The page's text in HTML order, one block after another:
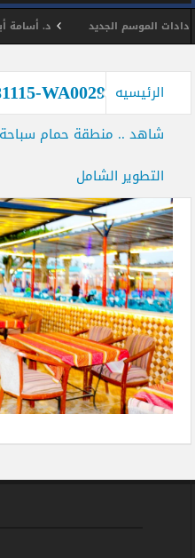
الموسم الجديد
د. أسامة
الرئيسيه
شاهد .. منطقة حمام سباحة
التطوير الشامل
WA0029